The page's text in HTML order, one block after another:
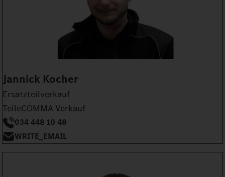
Jannick Kocher
Ersatzteilverkauf
TeileCOMMA Verkauf
034 448 10 48
WRITE_EMAIL